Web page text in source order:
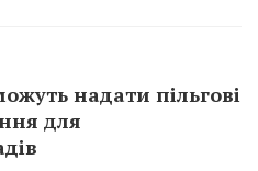
надати пільгові
для